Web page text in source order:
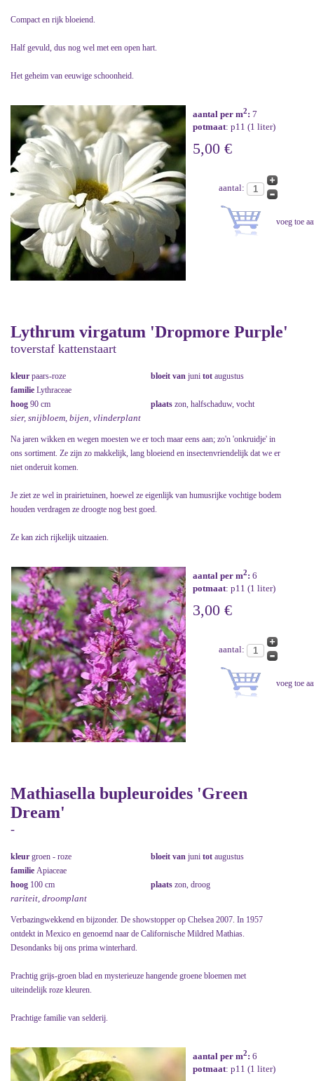
Compact en rijk bloeiend.
Half gevuld, dus nog wel met een open hart.
Het geheim van eeuwige schoonheid.
aantal per m2: 7
potmaat: p11 (1 liter)
5,00 €
aantal:
Lythrum virgatum 'Dropmore Purple'
toverstaf kattenstaart
kleur paars-roze bloeit van juni tot augustus
familie Lythraceae
hoog 90 cm plaats zon, halfschaduw, vocht
sier, snijbloem, bijen, vlinderplant
Na jaren wikken en wegen moesten we er toch maar eens aan; zo'n 'onkruidje' in
ons sortiment. Ze zijn zo makkelijk, lang bloeiend en insectenvriendelijk dat we er
niet onderuit komen.
Je ziet ze wel in prairietuinen, hoewel ze eigenlijk van humusrijke vochtige bodem
houden verdragen ze droogte nog best goed.
Ze kan zich rijkelijk uitzaaien.
aantal per m2: 6
potmaat: p11 (1 liter)
3,00 €
aantal:
Mathiasella bupleuroides 'Green
Dream'
-
kleur groen - roze bloeit van juni tot augustus
familie Apiaceae
hoog 100 cm plaats zon, droog
rariteit, droomplant
Verbazingwekkend en bijzonder. De showstopper op Chelsea 2007. In 1957
ontdekt in Mexico en genoemd naar de Californische Mildred Mathias.
Desondanks bij ons prima winterhard.
Prachtig grijs-groen blad en mysterieuze hangende groene bloemen met
uiteindelijk roze kleuren.
Prachtige familie van selderij.
aantal per m2: 6
potmaat: p11 (1 liter)